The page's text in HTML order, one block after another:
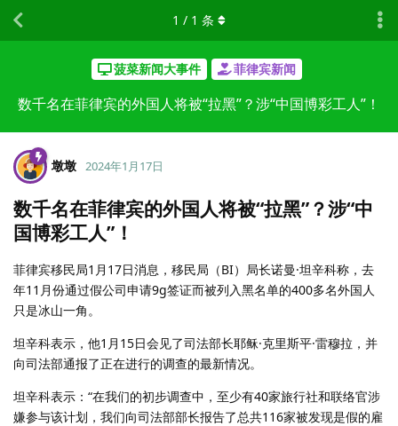
菠菜新闻大事件 菲律宾新闻
数千名在菲律宾的外国人将被“拉黑”？涉“中国博彩工人”！
1 / 1 条
墩墩 2024年1月17日
数千名在菲律宾的外国人将被“拉黑”？涉“中
国博彩工人”！
菲律宾移民局1月17日消息，移民局（BI）局长诺曼·坦辛科称，去
年11月份通过假公司申请9g签证而被列入黑名单的400多名外国人
只是冰山一角。
坦辛科表示，他1月15日会见了司法部长耶稣·克里斯平·雷穆拉，并
向司法部通报了正在进行的调查的最新情况。
坦辛科表示：“在我们的初步调查中，至少有40家旅行社和联络官涉
嫌参与该计划，我们向司法部部长报告了总共116家被发现是假的雇